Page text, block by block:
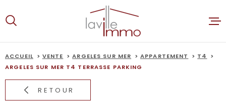
au
menu
au
contenu
ACCUEIL VENTE ARGELES SUR MER APPARTEMENT
T4
ARGELES SUR MER T4 TERRASSE PARKING
RETOUR